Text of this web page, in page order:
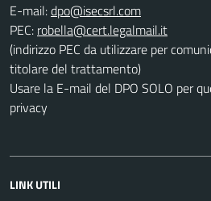
E-mail:
PEC:
(indirizzo PEC da utilizzare per
titolare del trattamento)
Usare la E-mail del DPO SOLO per
privacy
LINK UTILI